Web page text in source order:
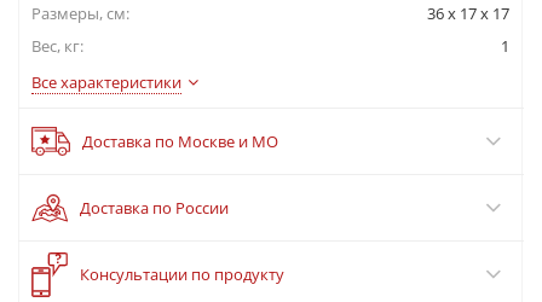
Размеры, см:
36 x 17 x 17
Вес, кг:
1
Все характеристики
Доставка по Москве и МО
?
Консультации по продукту
Доставка по России